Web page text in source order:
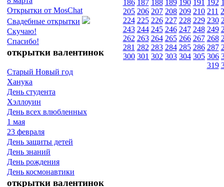
Открытки от MosChat
Свадебные открытки
Скучаю!
Спасибо!
открытки валентинок
Старый Новый год
Ханука
День студента
Хэллоуин
День всех влюбленных
1 мая
23 февраля
День защиты детей
День знаний
День рождения
День космонавтики
открытки валентинок
186 187 188 189 190 191 192
205 206 207 208 209 210 211
224 225 226 227 228 229 230
243 244 245 246 247 248 249
262 263 264 265 266 267 268
281 282 283 284 285 286 287
300 301 302 303 304 305 306
319